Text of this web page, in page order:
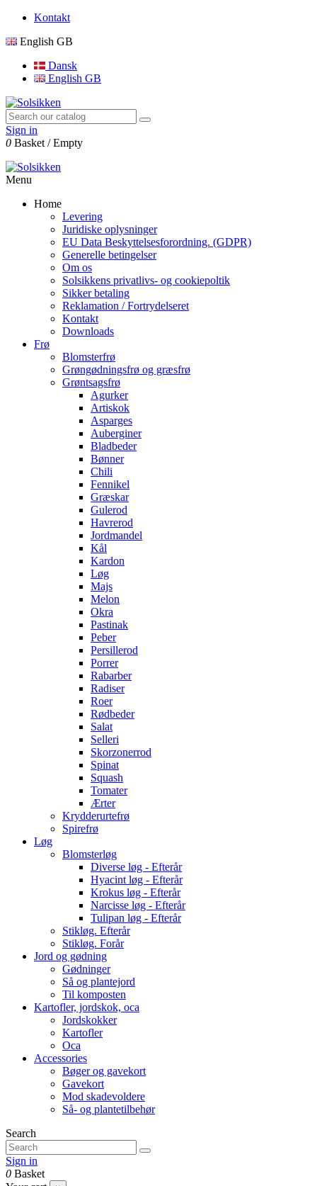
Kontakt
English GB
Dansk
English GB
Sign in
0 Basket /Empty
Menu
Home
Levering
Juridiske oplysninger
EU Data Beskyttelsesforordning. (GDPR)
Generelle betingelser
Om os
Solsikkens privatlivs- og cookiepoltik
Sikker betaling
Reklamation / Fortrydelseret
Kontakt
Downloads
Frø
Blomsterfrø
Grøngødningsfrø og græsfrø
Grøntsagsfrø
Agurker
Artiskok
Asparges
Auberginer
Bladbeder
Bønner
Chili
Fennikel
Græskar
Gulerod
Havrerod
Jordmandel
Kål
Kardon
Løg
Majs
Melon
Okra
Pastinak
Peber
Persillerod
Porrer
Rabarber
Radiser
Roer
Rødbeder
Salat
Selleri
Skorzonerrod
Spinat
Squash
Tomater
Ærter
Krydderurtefrø
Spirefrø
Løg
Blomsterløg
Diverse løg - Efterår
Hyacint løg - Efterår
Krokus løg - Efterår
Narcisse løg - Efterår
Tulipan løg - Efterår
Stikløg. Efterår
Stikløg. Forår
Jord og gødning
Gødninger
Så og plantejord
Til komposten
Kartofler, jordskok, oca
Jordskokker
Kartofler
Oca
Accessories
Bøger og gavekort
Gavekort
Mod skadevoldere
Så- og plantetilbehør
Search
Sign in
0 Basket